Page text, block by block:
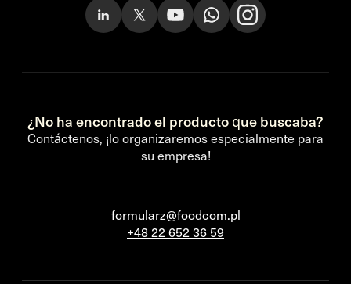
¿No ha encontrado el producto que buscaba?
Contáctenos, ¡lo organizaremos especialmente para
su empresa!
formularz@foodcom.pl
+48 22 652 36 59